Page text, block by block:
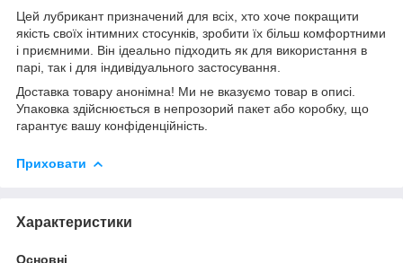
Цей лубрикант призначений для всіх, хто хоче покращити
якість своїх інтимних стосунків, зробити їх більш комфортними
і приємними. Він ідеально підходить як для використання в
парі, так і для індивідуального застосування.
Доставка товару анонімна! Ми не вказуємо товар в описі.
Упаковка здійснюється в непрозорий пакет або коробку, що
гарантує вашу конфіденційність.
Приховати
Характеристики
Основні